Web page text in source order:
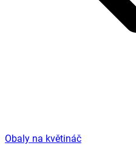
Obaly na květináč